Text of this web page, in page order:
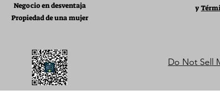
Negocio en desventaja
Propiedad de una mujer
y
Do Not Sell